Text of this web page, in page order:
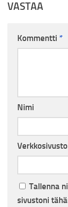
VASTAA
Kommentti *
Nimi
Verkkosivusto
Tallenna
sivustoni